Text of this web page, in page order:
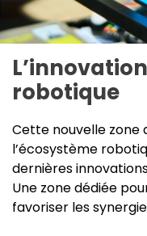
robotique
Cette nouvelle zone
l’écosystème
dernières
Une zone dédiée
favoriser les